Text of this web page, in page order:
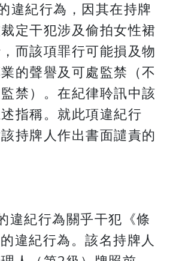
違紀行為，因其在持牌
定干犯涉及偷拍女性裙
而該項罪行可能損及物
的聲譽及可處監禁（不
禁）。在紀律聆訊中該
指稱。就此項違紀行
持牌人作出書面譴責的
違紀行為關乎干犯《條
違紀行為。該名持牌人